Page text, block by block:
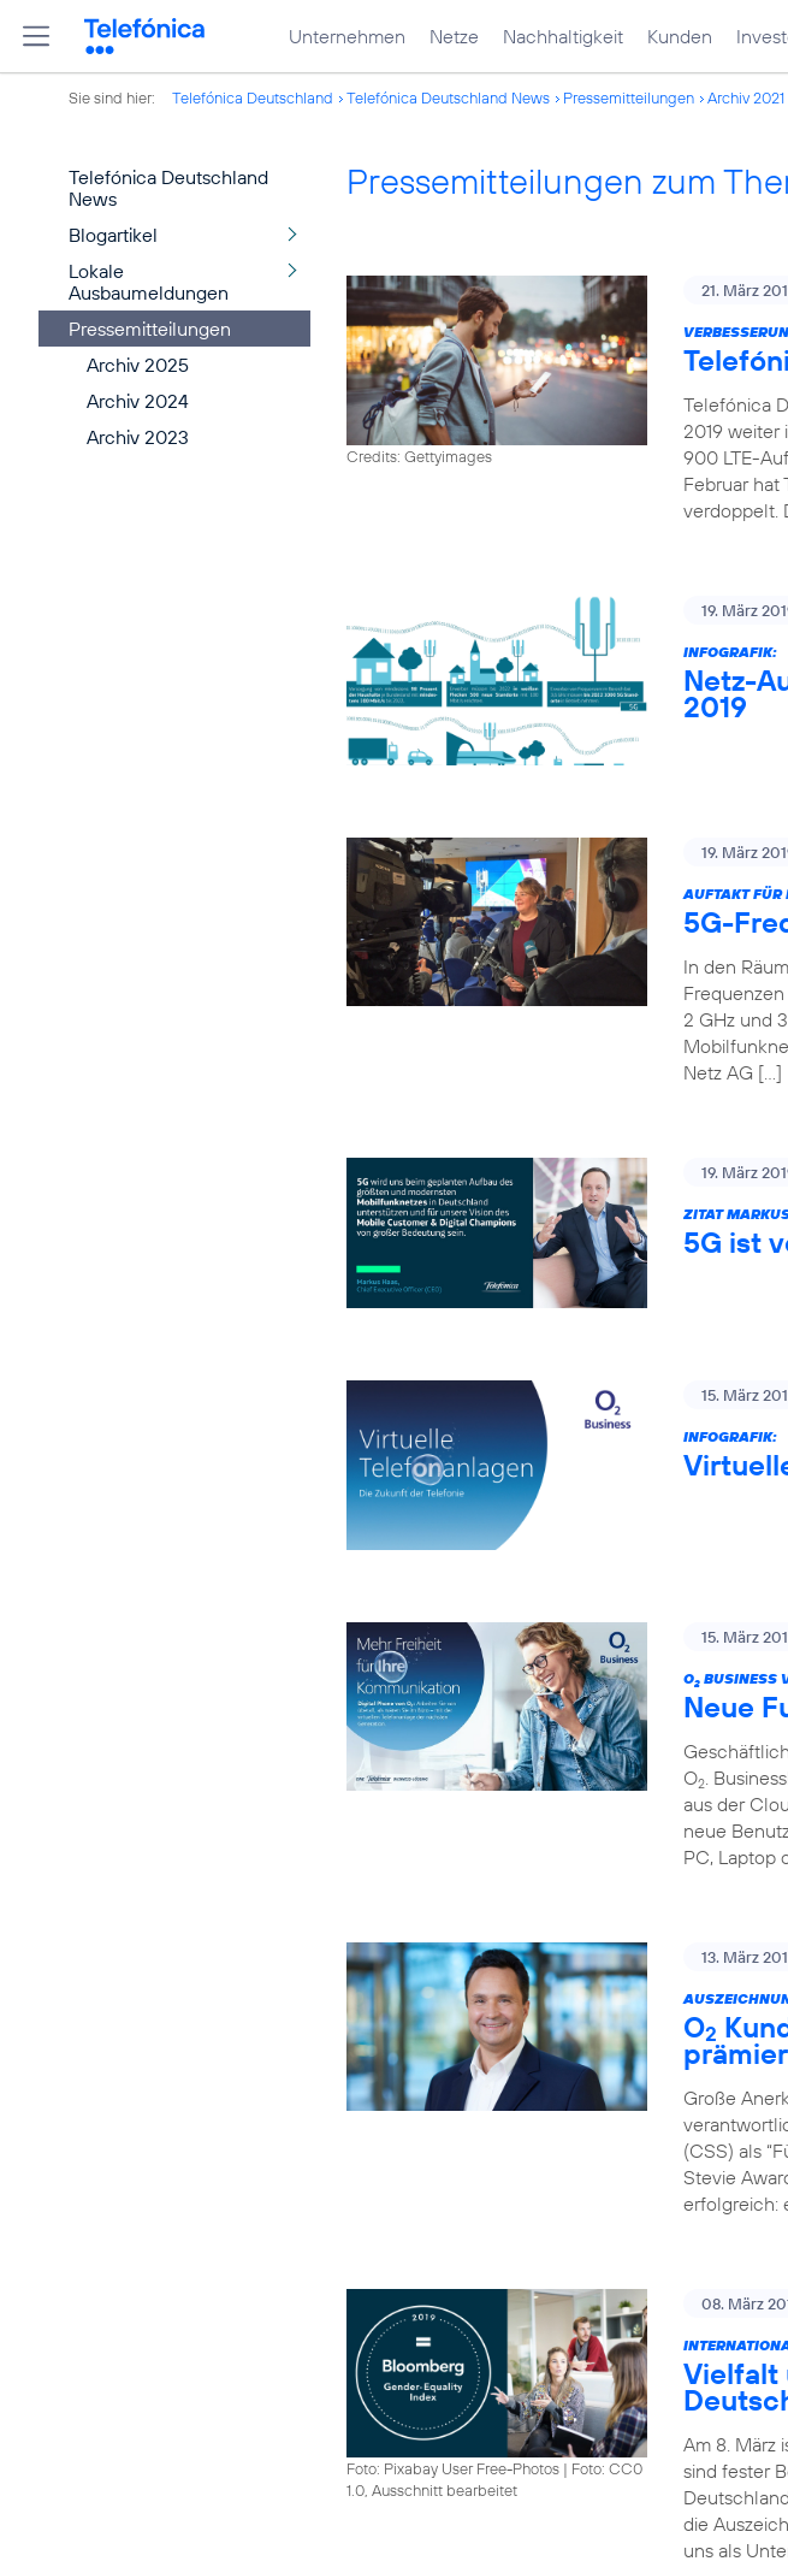
Unternehmen Netze Nachhaltigkeit Kunden
Sie sind hier: Telefónica Deutschland Telefónica Deutschland News Pressemitteilungen Archiv 2021
Telefónica Deutschland
News
Blogartikel
Lokale
Ausbaumeldungen
Pressemitteilungen
Archiv 2025
Archiv 2024
Archiv 2023
Pressemitteilungen zum
Credits: Gettyimages
21. März
Telefónica
2019 weiter
900 LTE-
Februar hat
verdoppelt.
19. März
INFOGRAFIK:
Netz-
2019
19. März
AUFTAKT FÜR
5G-
In den
2 GHz und
Netz AG […]
19. März
ZITAT
5G ist
15. März
INFOGRAFIK:
15. März
O2 BUSINESS
Neue
O2 .
aus der
neue
PC, Laptop
13. März
O2
Große
(CSS) als
Stevie
erfolgreich:
Foto: Pixabay User Free-Photos | Foto: CC0
1.0, Ausschnitt bearbeitet
08. März
Vielfalt
Am 8. März
sind fester
die
uns als